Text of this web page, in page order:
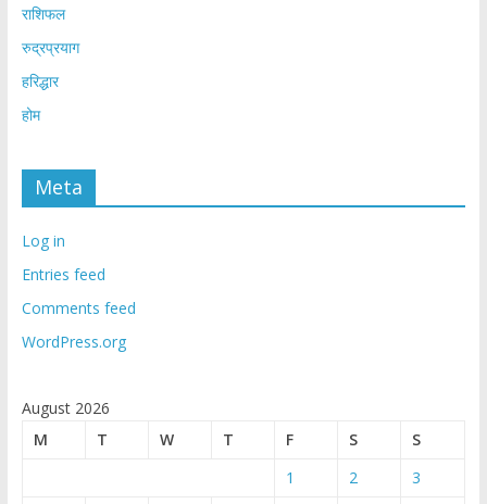
राशिफल
रुद्रप्रयाग
हरिद्धार
होम
Meta
Log in
Entries feed
Comments feed
WordPress.org
August 2026
M
T W T F S
S
1
2
3